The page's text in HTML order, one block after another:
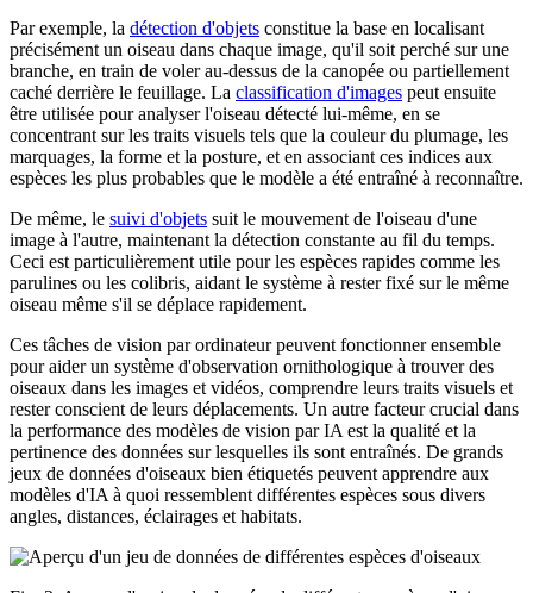
Par exemple, la détection d'objets constitue la base en localisant
précisément un oiseau dans chaque image, qu'il soit perché sur une
branche, en train de voler au-dessus de la canopée ou partiellement
caché derrière le feuillage. La classification d'images peut ensuite
être utilisée pour analyser l'oiseau détecté lui-même, en se
concentrant sur les traits visuels tels que la couleur du plumage, les
marquages, la forme et la posture, et en associant ces indices aux
espèces les plus probables que le modèle a été entraîné à reconnaître.
De même, le suivi d'objets suit le mouvement de l'oiseau d'une
image à l'autre, maintenant la détection constante au fil du temps.
Ceci est particulièrement utile pour les espèces rapides comme les
parulines ou les colibris, aidant le système à rester fixé sur le même
oiseau même s'il se déplace rapidement.
Ces tâches de vision par ordinateur peuvent fonctionner ensemble
pour aider un système d'observation ornithologique à trouver des
oiseaux dans les images et vidéos, comprendre leurs traits visuels et
rester conscient de leurs déplacements. Un autre facteur crucial dans
la performance des modèles de vision par IA est la qualité et la
pertinence des données sur lesquelles ils sont entraînés. De grands
jeux de données d'oiseaux bien étiquetés peuvent apprendre aux
modèles d'IA à quoi ressemblent différentes espèces sous divers
angles, distances, éclairages et habitats.